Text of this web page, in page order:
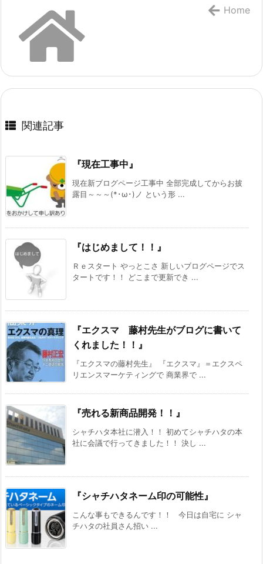
Home
関連記事
『現在工事中』
現在新ブログページ工事中 全部完成してからお披
露目～～～(*･ω･)ノ という形 ...
『はじめまして！！』
Ｒｅスタート やっとこさ 新しいブログページでス
タートです！！ どこまで更新でき ...
『エクスマ 藤村先生がブログに書いて
くれました！！』
『エクスマの藤村先生』 『エクスマ』＝エクスペ
リエンスマーケティングで 商業界で ...
『売れる新商品開発！！』
シャチハタ本社に潜入！！ 初めてシャチハタの本
社に会議で行ってきました！！ 決し ...
『シャチハタネーム印の可能性』
こんな事もできるんです！！ 今日は自宅に シャ
チハタの社員さん招い ...